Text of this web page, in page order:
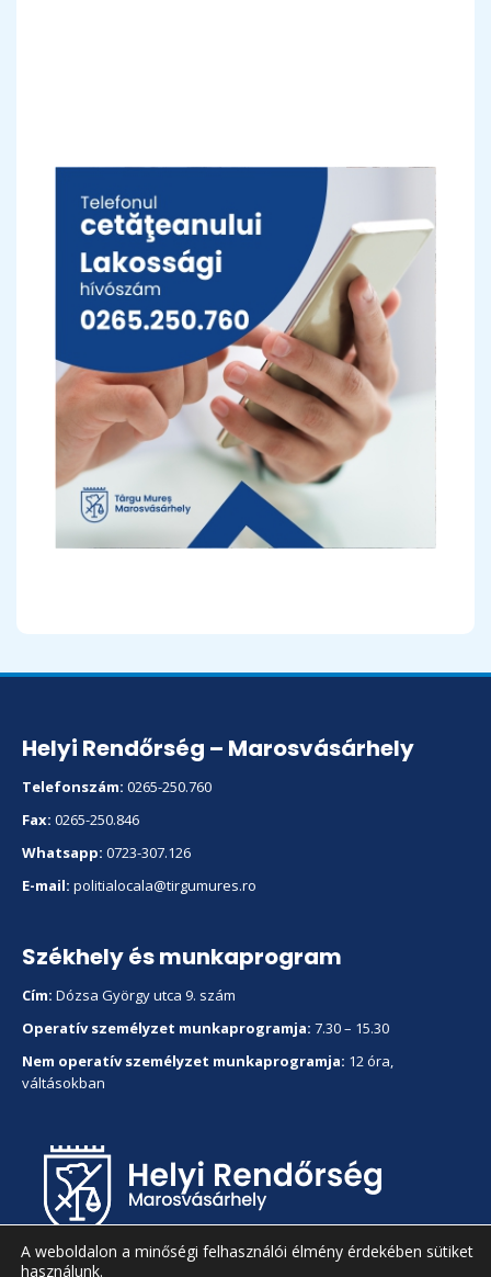
Helyi Rendőrség – Marosvásárhely
Telefonszám: 0265-250.760
Fax: 0265-250.846
Whatsapp: 0723-307.126
E-mail: politialocala@tirgumures.ro
Székhely és munkaprogram
Cím: Dózsa György utca 9. szám
Operatív személyzet munkaprogramja: 7.30 – 15.30
Nem operatív személyzet munkaprogramja: 12 óra,
váltásokban
A weboldalon a minőségi felhasználói élmény érdekében sütiket
használunk.